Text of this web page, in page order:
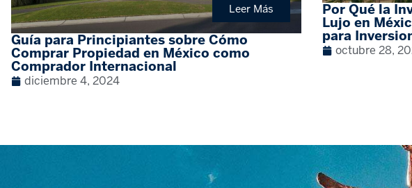
Leer Más
Guía para Principiantes sobre Cómo
Comprar Propiedad en México como
Comprador Internacional
diciembre 4, 2024
Por Qué la
Lujo en
para
octubre 28,